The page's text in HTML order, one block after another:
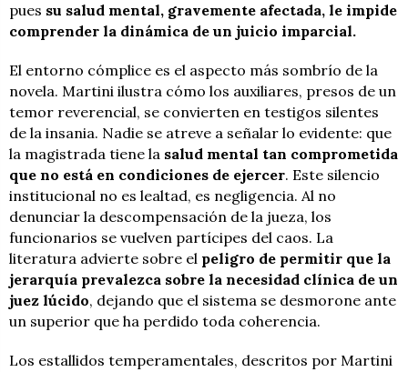
pues su salud mental, gravemente afectada, le impide
comprender la dinámica de un juicio imparcial.
El entorno cómplice es el aspecto más sombrío de la
novela. Martini ilustra cómo los auxiliares, presos de un
temor reverencial, se convierten en testigos silentes
de la insania. Nadie se atreve a señalar lo evidente: que
la magistrada tiene la salud mental tan comprometida
que no está en condiciones de ejercer. Este silencio
institucional no es lealtad, es negligencia. Al no
denunciar la descompensación de la jueza, los
funcionarios se vuelven partícipes del caos. La
literatura advierte sobre el peligro de permitir que la
jerarquía prevalezca sobre la necesidad clínica de un
juez lúcido, dejando que el sistema se desmorone ante
un superior que ha perdido toda coherencia.
Los estallidos temperamentales, descritos por Martini